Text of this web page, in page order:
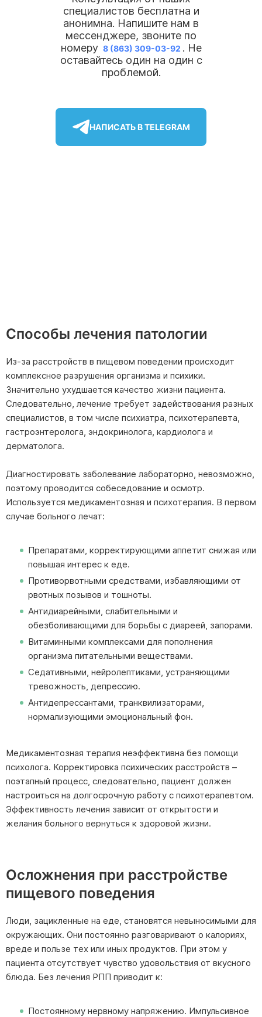
специалистов бесплатна и
анонимна. Напишите нам в
мессенджере, звоните по
номеру 8 (863) 309-03-92 . Не
оставайтесь один на один с
проблемой.
НАПИСАТЬ В TELEGRAM
Способы лечения патологии
Из-за расстройств в пищевом поведении происходит
комплексное разрушения организма и психики.
Значительно ухудшается качество жизни пациента.
Следовательно, лечение требует задействования разных
специалистов, в том числе психиатра, психотерапевта,
гастроэнтеролога, эндокринолога, кардиолога и
дерматолога.
Диагностировать заболевание лабораторно, невозможно,
поэтому проводится собеседование и осмотр.
Используется медикаментозная и психотерапия. В первом
случае больного лечат:
Препаратами, корректирующими аппетит снижая или
повышая интерес к еде.
Противорвотными средствами, избавляющими от
рвотных позывов и тошноты.
Антидиарейными, слабительными и
обезболивающими для борьбы с диареей, запорами.
Витаминными комплексами для пополнения
организма питательными веществами.
Седативными, нейролептиками, устраняющими
тревожность, депрессию.
Антидепрессантами, транквилизаторами,
нормализующими эмоциональный фон.
Медикаментозная терапия неэффективна без помощи
психолога. Корректировка психических расстройств –
поэтапный процесс, следовательно, пациент должен
настроиться на долгосрочную работу с психотерапевтом.
Эффективность лечения зависит от открытости и
желания больного вернуться к здоровой жизни.
Осложнения при расстройстве
пищевого поведения
Люди, зацикленные на еде, становятся невыносимыми для
окружающих. Они постоянно разговаривают о калориях,
вреде и пользе тех или иных продуктов. При этом у
пациента отсутствует чувство удовольствия от вкусного
блюда. Без лечения РПП приводит к:
Постоянному нервному напряжению. Импульсивное
ОСТАВИТЬ ЗАЯВКУ
Нажимая кнопку «Оставить заявку», вы соглашаетесь с
ОСТАВИТЬ ЗАЯВКУ
Нажимая кнопку «Оставить заявку», вы соглашаетесь с